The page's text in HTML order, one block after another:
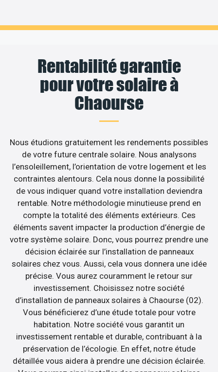
Rentabilité garantie
pour votre solaire à
Chaourse
Nous étudions gratuitement les rendements possibles
de votre future centrale solaire. Nous analysons
l’ensoleillement, l’orientation de votre logement et les
contraintes alentours. Cela nous donne la possibilité
de vous indiquer quand votre installation deviendra
rentable. Notre méthodologie minutieuse prend en
compte la totalité des éléments extérieurs. Ces
éléments savent impacter la production d’énergie de
votre système solaire. Donc, vous pourrez prendre une
décision éclairée sur l’installation de panneaux
solaires chez vous. Aussi, cela vous donnera une idée
précise. Vous aurez couramment le retour sur
investissement. Choisissez notre société
d’installation de panneaux solaires à Chaourse (02).
Vous bénéficierez d’une étude totale pour votre
habitation. Notre société vous garantit un
investissement rentable et durable, contribuant à la
préservation de l’écologie. En effet, notre étude
détaillée vous aidera à prendre une décision éclairée.